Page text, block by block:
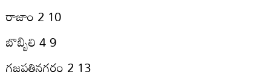
రాజాం 2 10
బొబ్బిలి 4 9
గజపతినగరం 2 13